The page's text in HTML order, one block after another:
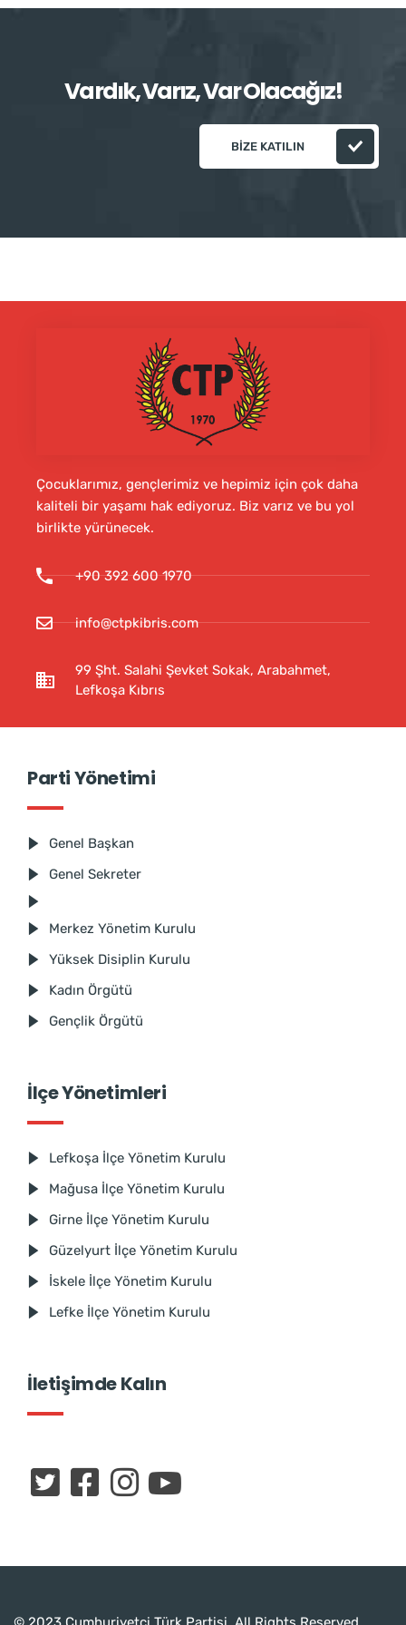
Vardık, Varız, Var Olacağız!
BIZE KATILIN
Çocuklarımız, gençlerimiz ve hepimiz için çok daha
kaliteli bir yaşamı hak ediyoruz. Biz varız ve bu yol
birlikte yürünecek.
+90 392 600 1970
info@ctpkibris.com
99 Şht. Salahi Şevket Sokak, Arabahmet,
Lefkoşa Kıbrıs
Parti Yönetimi
Genel Başkan
Genel Sekreter
Merkez Yönetim Kurulu
Yüksek Disiplin Kurulu
Kadın Örgütü
Gençlik Örgütü
İlçe Yönetimleri
Lefkoşa İlçe Yönetim Kurulu
Mağusa İlçe Yönetim Kurulu
Girne İlçe Yönetim Kurulu
Güzelyurt İlçe Yönetim Kurulu
İskele İlçe Yönetim Kurulu
Lefke İlçe Yönetim Kurulu
İletişimde Kalın